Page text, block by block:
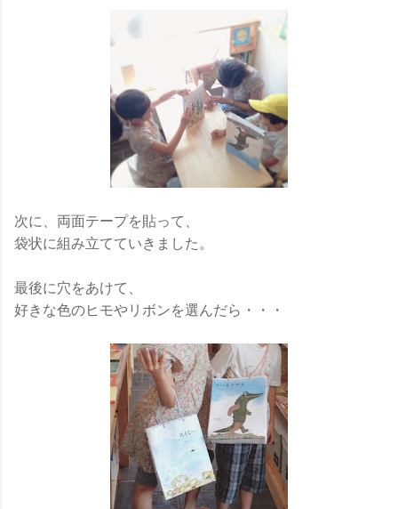
次に、両面テープを貼って、
袋状に組み立てていきました。
最後に穴をあけて、
好きな色のヒモやリボンを選んだら・・・